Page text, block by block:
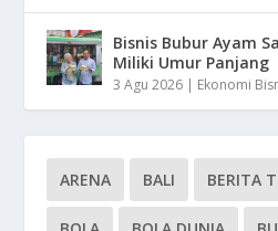
Bisnis Bubur Ayam
Miliki Umur Panjang
3 Agu 2026 | Ekonomi
ARENA BALI BERITA